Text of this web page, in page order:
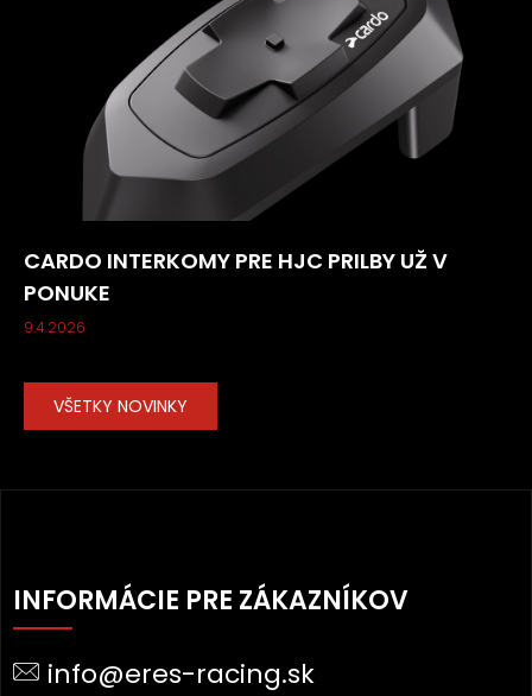
CARDO INTERKOMY PRE HJC PRILBY UŽ V
PONUKE
9.4.2026
VŠETKY NOVINKY
Á
P
T
INFORMÁCIE PRE ZÁKAZNÍKOV
info@eres-racing.sk